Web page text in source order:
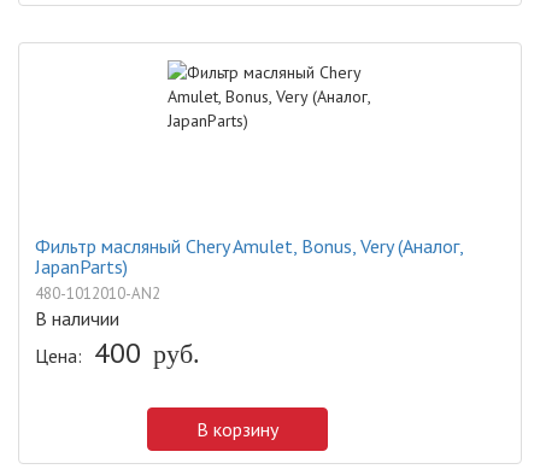
Фильтр масляный Chery Amulet, Bonus, Very (Аналог,
JapanParts)
480-1012010-AN2
В наличии
Цена: 400 руб.
В корзину